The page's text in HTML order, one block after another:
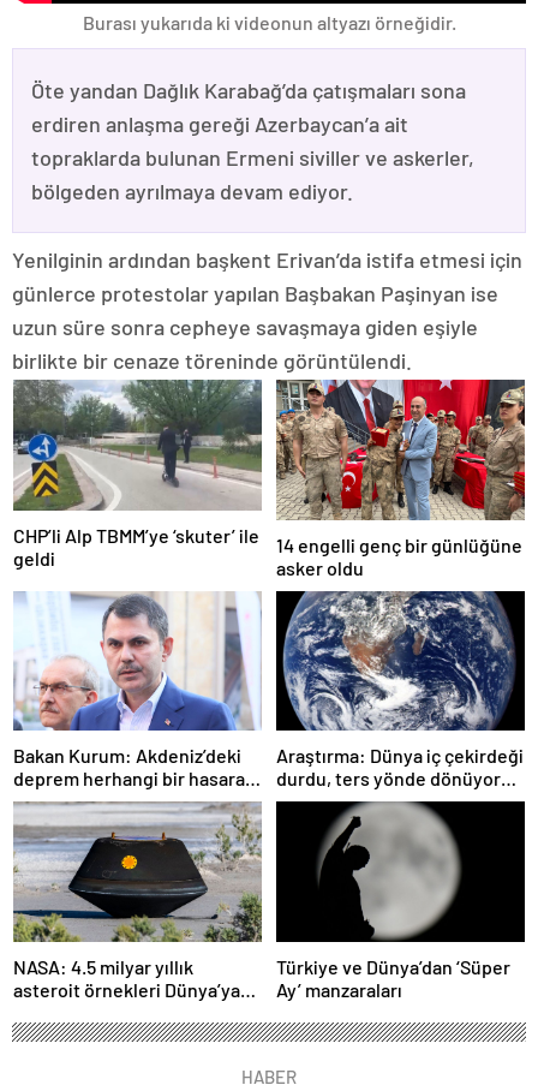
Burası yukarıda ki videonun altyazı örneğidir.
Öte yandan Dağlık Karabağ’da çatışmaları sona
erdiren anlaşma gereği Azerbaycan’a ait
topraklarda bulunan Ermeni siviller ve askerler,
bölgeden ayrılmaya devam ediyor.
Yenilginin ardından başkent Erivan’da istifa etmesi için
günlerce protestolar yapılan Başbakan Paşinyan ise
uzun süre sonra cepheye savaşmaya giden eşiyle
birlikte bir cenaze töreninde görüntülendi.
CHP’li Alp TBMM’ye ‘skuter’ ile
geldi
14 engelli genç bir günlüğüne
asker oldu
Bakan Kurum: Akdeniz’deki
deprem herhangi bir hasara
neden olmadı
Araştırma: Dünya iç çekirdeği
durdu, ters yönde dönüyor
olabilir
NASA: 4.5 milyar yıllık
asteroit örnekleri Dünya’ya
başlangıcına ışık tutabilir
Türkiye ve Dünya’dan ‘Süper
Ay’ manzaraları
HABER